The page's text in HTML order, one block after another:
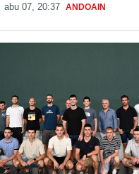
abu 07, 20:37 ANDOAIN